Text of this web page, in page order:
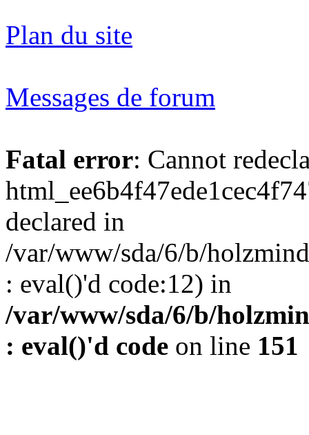
Plan du site
Messages de forum
Fatal error: Cannot
declared in
/var/www/sda/6/b/
: eval()'d code:12) in
/var/www/sda/6/b/
: eval()'d code on line 151